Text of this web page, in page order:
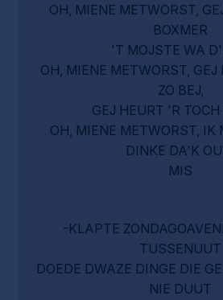
OH, MIENE METWORST,
BOXMER
'T MOJSTE WA
OH, MIENE METWORST, GEJ
ZO BEJ,
GEJ HEURT 'R TOCH
OH, MIENE METWORST, IK
DINKE DA'K
MIS
-KLAPTE
TUSSENUUT
DOEDE DWAZE DINGE DIE
NIE DUUT